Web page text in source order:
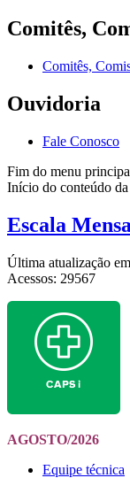
Comitês,
Comitês,
Ouvidoria
Fale Conosco
Fim do menu
Início do conteúdo da
Escala
Última atualização
Acessos: 29567
AGOSTO/2026
Equipe técnica